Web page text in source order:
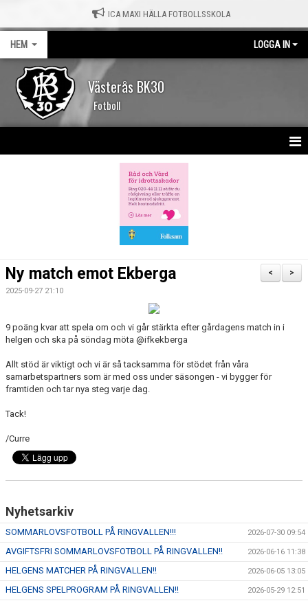
ICA MAXI HÄLLA FOTBOLLSSKOLA
HEM LOGGA IN
Västerås BK30
Fotboll
OM KLUBBEN
VÅRA LAG/TRÄNARE
NY I BK30
DOKUMENT
>
<
Ny match emot Ekberga
2025-09-27 21:10
9 poäng kvar att spela om och vi går stärkta efter gårdagens match in i
helgen och ska på söndag möta @ifkekberga
Allt stöd är viktigt och vi är så tacksamma för stödet från våra
samarbetspartners som är med oss under säsongen - vi bygger för
framtiden och tar nya steg varje dag.
Tack!
/Curre
Nyhetsarkiv
SOMMARLOVSFOTBOLL PÅ RINGVALLEN!!! 2026-07-30 09:54
AVGIFTSFRI SOMMARLOVSFOTBOLL PÅ RINGVALLEN!! 2026-06-16 11:38
HELGENS MATCHER PÅ RINGVALLEN!! 2026-06-05 13:05
HELGENS SPELPROGRAM PÅ RINGVALLEN!! 2026-05-29 12:51